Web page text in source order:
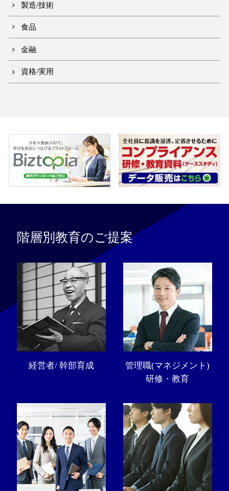
製造/技術
食品
金融
資格/実用
階層別教育のご提案
経営者/ 幹部育成
管理職(マネジメント)
研修・教育